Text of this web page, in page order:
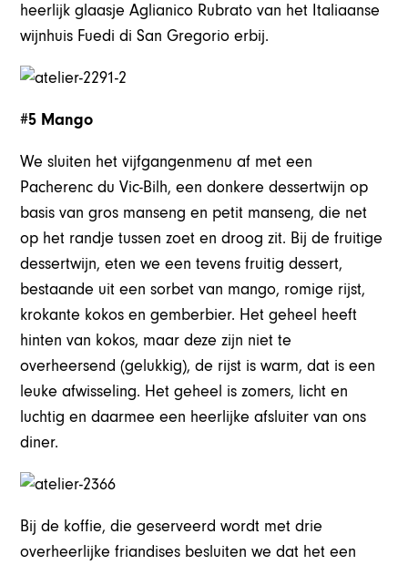
heerlijk glaasje Aglianico Rubrato van het Italiaanse
wijnhuis Fuedi di San Gregorio erbij.
#5 Mango
We sluiten het vijfgangenmenu af met een
Pacherenc du Vic-Bilh, een donkere dessertwijn op
basis van gros manseng en petit manseng, die net
op het randje tussen zoet en droog zit. Bij de fruitige
dessertwijn, eten we een tevens fruitig dessert,
bestaande uit een sorbet van mango, romige rijst,
krokante kokos en gemberbier. Het geheel heeft
hinten van kokos, maar deze zijn niet te
overheersend (gelukkig), de rijst is warm, dat is een
leuke afwisseling. Het geheel is zomers, licht en
luchtig en daarmee een heerlijke afsluiter van ons
diner.
Bij de koffie, die geserveerd wordt met drie
overheerlijke friandises besluiten we dat het een